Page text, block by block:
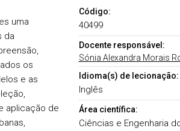
uma
da
os
e as
aplicação de
Código:
40499
Docente responsável:
Sónia Alexandra Morais
Idioma(s) de lecionação:
Inglês
Área científica:
Ciências e Engenharia